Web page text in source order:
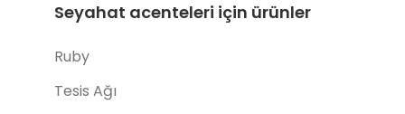
Seyahat acenteleri için ürünler
Ruby
Tesis Ağı